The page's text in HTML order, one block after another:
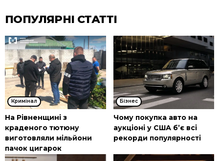
ПОПУЛЯРНІ СТАТТІ
Кримінал
На Рівненщині з
краденого тютюну
виготовляли мільйони
пачок цигарок
Бізнес
Чому покупка авто на
аукціоні у США б’є всі
рекорди популярності